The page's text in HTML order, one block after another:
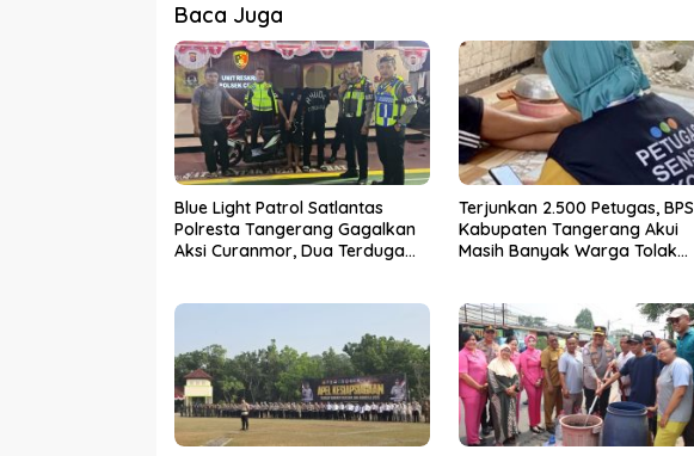
Baca Juga
Blue Light Patrol Satlantas
Polresta Tangerang Gagalkan
Aksi Curanmor, Dua Terduga
Terjunkan 2.500 Petugas, BPS
Kabupaten Tangerang Akui
Masih Banyak Warga Tolak